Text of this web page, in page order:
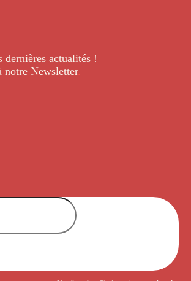
dernières actualités !
notre Newsletter.